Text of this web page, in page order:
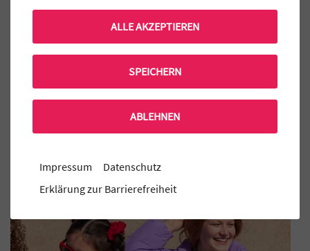
MINT-EC-Veranstaltungen
Terminkalender
Mensa Bestellung
ALLE AKZEPTIEREN
SPEICHERN
ABLEHNEN
Impressum
Datenschutz
Erklärung zur Barrierefreiheit